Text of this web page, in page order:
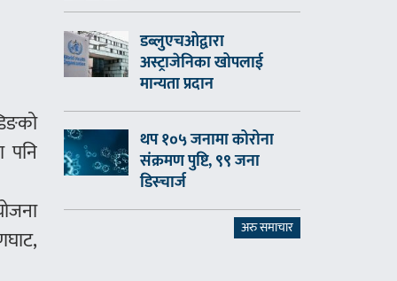
पनि
डब्लुएचओद्वारा
अस्ट्राजेनिका खोपलाई
मान्यता प्रदान
थप १०५ जनामा कोरोना
संक्रमण पुष्टि, ९९ जना
डिस्चार्ज
अरु समाचार